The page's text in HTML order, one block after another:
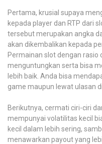
Pertama, krusial supaya
kepada player dan RTP dari
tersebut merupakan angka
akan dikembalikan kepada
Permainan slot dengan rasio
menguntungkan serta bisa
lebih baik. Anda bisa
game maupun lewat ulasan
Berikutnya, cermati ciri-ciri
mempunyai volatilitas kecil
kecil dalam lebih sering,
menawarkan payout yang